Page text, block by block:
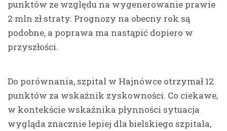
punktów ze względu na wygenerowanie prawie
2 mln zł straty. Prognozy na obecny rok są
podobne, a poprawa ma nastąpić dopiero w
przyszłości.
Do porównania, szpital w Hajnówce otrzymał 12
punktów za wskaźnik zyskowności. Co ciekawe,
w kontekście wskaźnika płynności sytuacja
wygląda znacznie lepiej dla bielskiego szpitala,